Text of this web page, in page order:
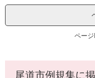
ペー
尾道市例規集に